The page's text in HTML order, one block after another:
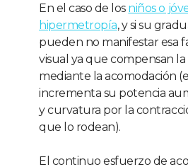
En el caso de los niños o
hipermetropía, y si su
pueden no manifestar esa
visual ya que compensan
mediante la acomodación
incrementa su potencia
y curvatura por la
que lo rodean).
El continuo esfuerzo de